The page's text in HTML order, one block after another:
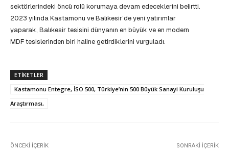
sektörlerindeki öncü rolü korumaya devam edeceklerini belirtti.
2023 yılında Kastamonu ve Balıkesir’de yeni yatırımlar
yaparak, Balıkesir tesisini dünyanın en büyük ve en modern
MDF tesislerinden biri haline getirdiklerini vurguladı.
ETIKETLER
Kastamonu Entegre, İSO 500, Türkiye’nin 500 Büyük Sanayi Kuruluşu
Araştırması,
ÖNCEKI İÇERIK SONRAKI İÇERIK